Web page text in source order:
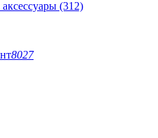
(312)
8027